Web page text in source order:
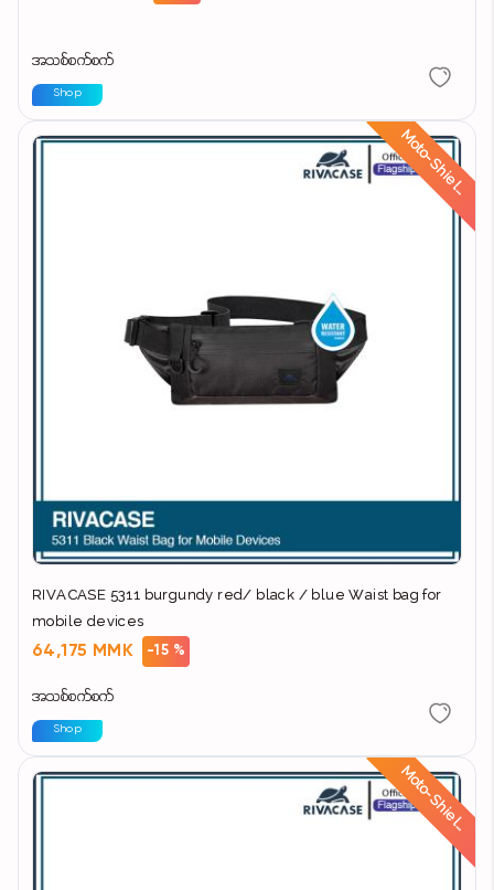
အသစ်စက်စက်
Shop
d
RIVACASE 5311 burgundy red/ black / blue Waist bag for
mobile devices
64,175 MMK -15 %
အသစ်စက်စက်
Shop
d